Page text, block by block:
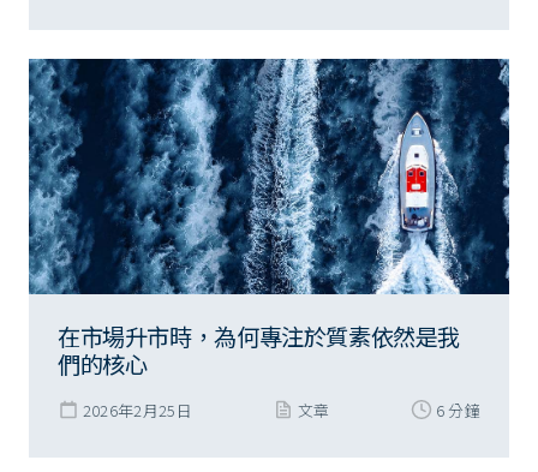
在市場升市時，為何專注於質素依然是我
們的核心
2026年2月25日 文章 6 分鐘